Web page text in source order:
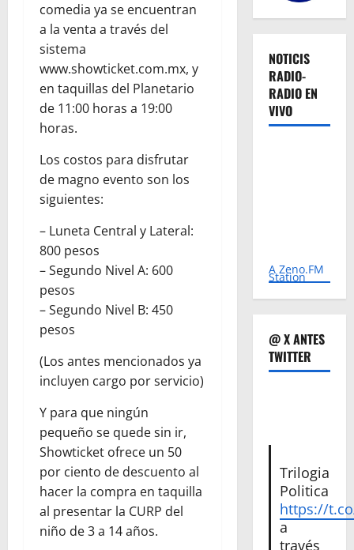
comedia ya se encuentran
a la venta a través del
sistema
www.showticket.com.mx, y
en taquillas del Planetario
de 11:00 horas a 19:00
horas.
Los costos para disfrutar
de magno evento son los
siguientes:
– Luneta Central y Lateral:
800 pesos
– Segundo Nivel A: 600
pesos
– Segundo Nivel B: 450
pesos
(Los antes mencionados ya
incluyen cargo por servicio)
Y para que ningún
pequeño se quede sin ir,
Showticket ofrece un 50
por ciento de descuento al
hacer la compra en taquilla
al presentar la CURP del
niño de 3 a 14 años.
NOTICIS
RADIO-
RADIO EN
VIVO
A Zeno.FM
Station
@ X ANTES
TWITTER
Trilogia
Politica
https://
a
través